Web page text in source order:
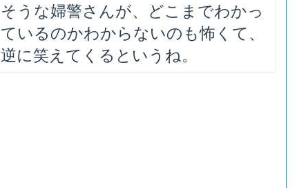
そうな婦警さんが、どこまでわかっ
ているのかわからないのも怖くて、
逆に笑えてくるというね。